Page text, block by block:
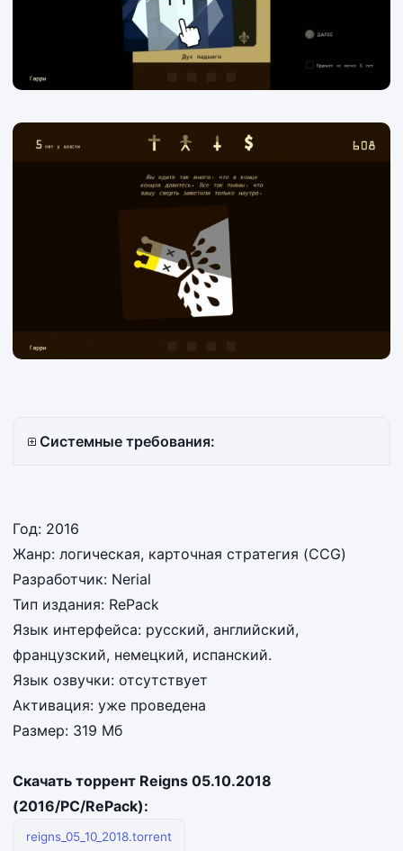
Системные требования:
Год: 2016
Жанр: логическая, карточная стратегия (CCG)
Разработчик: Nerial
Тип издания: RePack
Язык интерфейса: русский, английский,
французский, немецкий, испанский.
Язык озвучки: отсутствует
Активация: уже проведена
Размер: 319 Мб
Скачать торрент Reigns 05.10.2018
(2016/PC/RePack):
reigns_05_10_2018.torrent